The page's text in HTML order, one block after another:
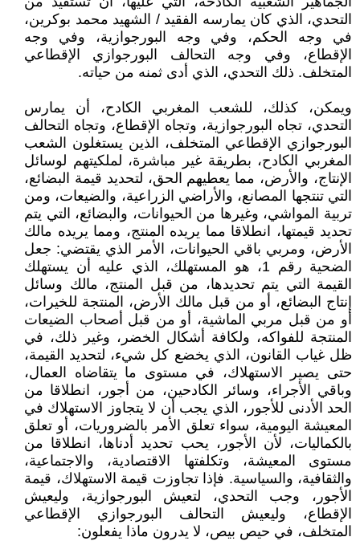
التحدي، الذي كان يمارسه الفقيد / الشهيد محمد بوكرين،
في وجه الحكم، وفي وجه البورجوازية، وفي وجه
الإقطاع، وفي وجه التحالف البورجوازي الإقطاعي
المتخلف. ذلك التحدي، الذي أدى ثمنه من حياته.
ويمكن، كذلك، للشعب المغربي الكادح، أن يمارس
التحدي، تجاه البورجوازية، وتجاه الإقطاع، وتجاه التحالف
البورجوازي الإقطاعي المتخلف، الذين يستغلون الشعب
المغربي الكادح، بطريقة غير مباشرة، لملكيتهم لوسائل
الإنتاج، والأرض، مما يعطيهم الحق، لتحديد قيمة البضائع،
التي تنتجها المصانع، والأراضي الزراعية، والضيعات، ومن
تربية المواشي، وغيرها من الحيوانات، والبضائع، التي يتم
تحديد قيمتها، انطلاقا مما يريده المنتج، ومما يريده مالك
الأرض، ومربي باقي الحيوانات، الأمر الذي يقتضي: جعل
الضحية رقم 1، هو المستهلك، الذي عليه أن يستهلك
القيمة التي يتم تحديدها، من قبل المنتج، مالك وسائل
إنتاج البضائع، أو من قبل مالك الأرض، المنتجة للخيرات،
أو من قبل مربي الماشية، أو من قبل أصحاب الضيعات
المنتجة للفواكه، ولكافة أشكال الخضر، وغير ذلك، في
ظل غياب القانون، الذي يخضع كل شيء، لتحديد القيمة،
حتى يصير الاستهلاك، في مستوى ما يتقاضاه العمال،
وباقي الأجراء، وسائر الكادحين، من أجور، انطلاقا من
الحد الأدنى للأجور، الذي يجب أن لا يتجاوز الاستهلاك في
المعيشة اليومية، سواء تعلق الأمر بالضروريات، أو تعلق
بالكماليات، لأن الأجور، يحب تحديد أدناها، انطلاقا من
مستوى المعيشة، وتكلفتها الاقتصادية، والاجتماعية،
والثقافية، والسياسية. فإذا تجاوزت قيمة الاستهلاك، قيمة
الأجور، وجب التحدي، لتعيش البورجوازية، وليعيش
الإقطاع، وليعيش التحالف البورجوازي الإقطاعي
المتخلف، في حيص بيص، لا يدرون ماذا يفعلون: